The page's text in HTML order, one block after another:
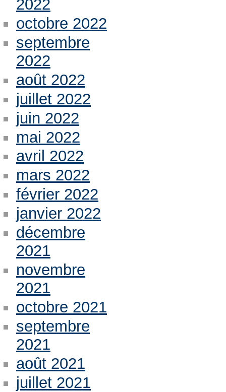
2022
octobre 2022
septembre
2022
août 2022
juillet 2022
juin 2022
mai 2022
avril 2022
mars 2022
février 2022
janvier 2022
décembre
2021
novembre
2021
octobre 2021
septembre
2021
août 2021
juillet 2021